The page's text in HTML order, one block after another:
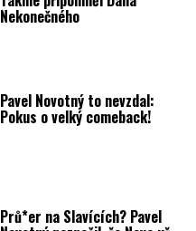
Nekonečného
Pavel Novotný to nevzdal:
Pokus o velký comeback!
Prů*er na Slavících? Pavel